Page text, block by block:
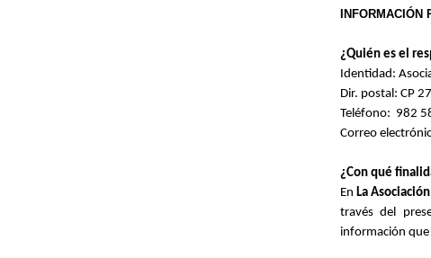
INFORMACIÓN
¿Quién es el
Identidad:
Dir. postal: CP
Teléfono: 982
Correo
¿Con qué
EnLa
través del
información que